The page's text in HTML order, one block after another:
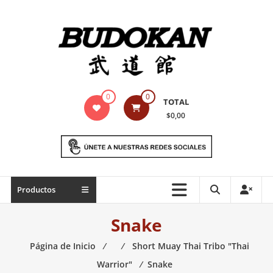
Indumentaria
marciales
Todo
necesario
0 0 TOTAL
$0,00
Productos
Snake
Página de Inicio ⁄ ⁄ Short Muay Thai Tribo "Thai
Warrior"
⁄ Snake